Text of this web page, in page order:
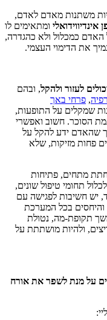
משתנות מאדם לאדם,
ומתאימים לו
האדם כמכלול ולא כהגדרה,
את הדימוי העצמי.
לעזור ולהקל, ובהם
, פרחי באך
שמקלים על התופעות,
הסוכר. חשוב ואפשרי
שהאדם ידע להקל על
פחות מזיקות, שלא
מתחים, פתיחות
תחומי טיפול שונים,
יש חשיבות לפגישה עם
בכל המערכת
תקופת-מה, נטולת
ולהיות מושתתת על
על מנת לשפר את אורח